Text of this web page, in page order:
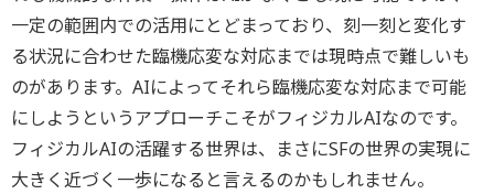
一定の範囲内での活用にとどまっており、刻一刻と変化す
る状況に合わせた臨機応変な対応までは現時点で難しいも
のがあります。AIによってそれら臨機応変な対応まで可能
にしようというアプローチこそがフィジカルAIなのです。
フィジカルAIの活躍する世界は、まさにSFの世界の実現に
大きく近づく一歩になると言えるのかもしれません。